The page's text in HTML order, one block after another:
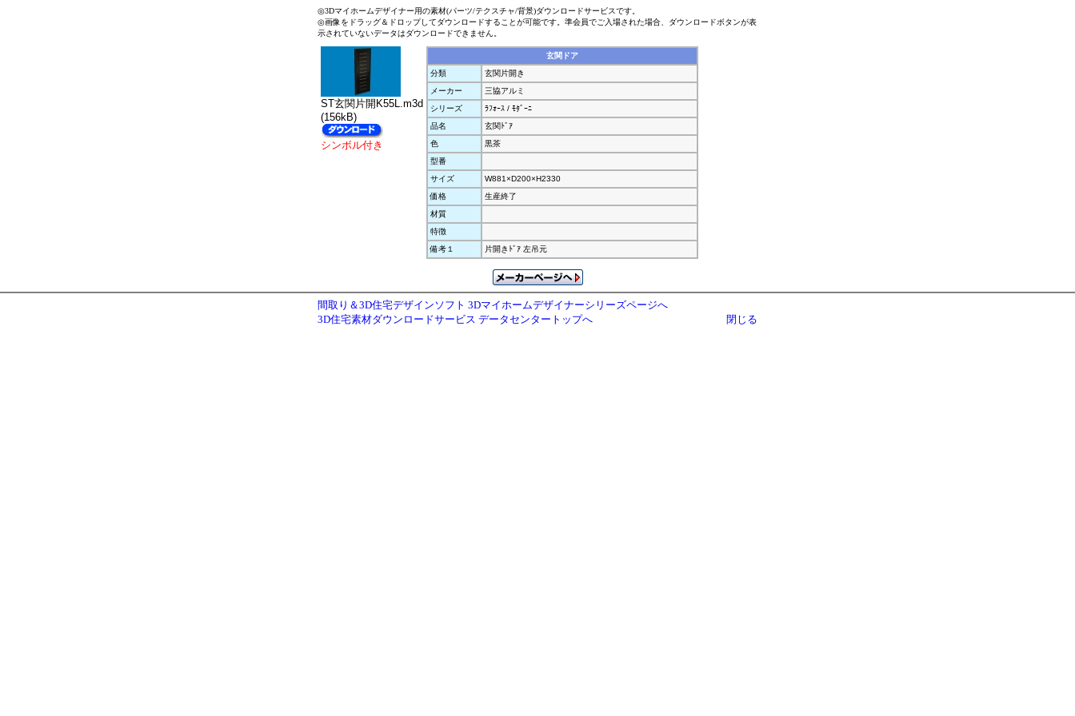
◎3Dマイホームデザイナー用の素材(パーツ/テクスチャ/背景)ダウンロードサービスです。
◎画像をドラッグ＆ドロップしてダウンロードすることが可能です。準会員でご入場された場合、ダウンロードボタンが表
示されていないデータはダウンロードできません。
ST玄関片開K55L.m3d
(156kB)
シンボル付き
玄関ドア
分類
玄関片開き
メーカー
三協アルミ
シリーズ
ﾗﾌｫｰｽ / ﾓﾀﾞｰﾆ
品名
玄関ﾄﾞｱ
色
黒茶
型番
サイズ
W881×D200×H2330
価格
生産終了
材質
特徴
備考１
片開きﾄﾞｱ 左吊元
間取り＆3D住宅デザインソフト 3Dマイホームデザイナーシリーズページへ
3D住宅素材ダウンロードサービス データセンタートップへ
閉じる